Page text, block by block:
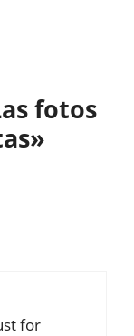
fotos
for